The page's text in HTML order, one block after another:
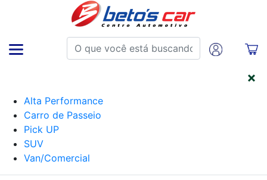
Alta Performance
Carro de Passeio
Pick UP
SUV
Van/Comercial